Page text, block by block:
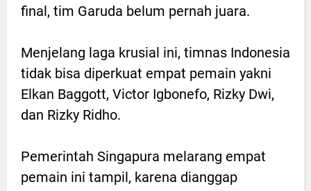
final, tim Garuda belum pernah juara.
Menjelang laga krusial ini, timnas Indonesia
tidak bisa diperkuat empat pemain yakni
Elkan Baggott, Victor Igbonefo, Rizky Dwi,
dan Rizky Ridho.
Pemerintah Singapura melarang empat
pemain ini tampil, karena dianggap